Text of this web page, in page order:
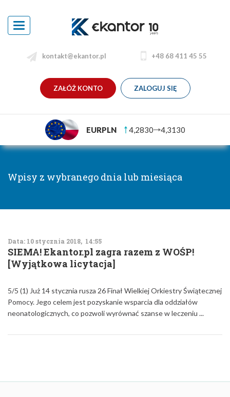
Toggle
navigation
kontakt@ekantor.pl +48 68 411 45 55
ZAŁÓŻ KONTO ZALOGUJ SIĘ
EURPLN 4,2830 4,3130
Wpisy z wybranego dnia lub miesiąca
Data: 10 stycznia 2018, 14:55
SIEMA! Ekantor.pl zagra razem z WOŚP!
[Wyjątkowa licytacja]
5/5 (1) Już 14 stycznia rusza 26 Finał Wielkiej Orkiestry Świątecznej
Pomocy. Jego celem jest pozyskanie wsparcia dla oddziałów
neonatologicznych, co pozwoli wyrównać szanse w leczeniu ...